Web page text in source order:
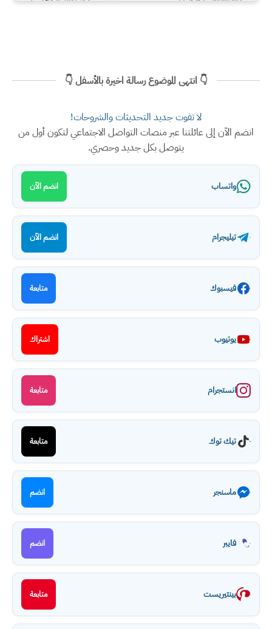
👇 انتهى الموضوع رسالة اخيرة بالأسفل 👇
لا تفوت جديد التحديثات والشروحات!
انضم الآن إلى عائلتنا عبر منصات التواصل الاجتماعي لتكون أول من
يتوصل بكل جديد وحصري.
واتساب انضم الآن
تيليجرام انضم الآن
فيسبوك متابعة
يوتيوب اشتراك
انستجرام متابعة
تيك توك متابعة
ماسنجر انضم
فايبر انضم
بينتيريست متابعة